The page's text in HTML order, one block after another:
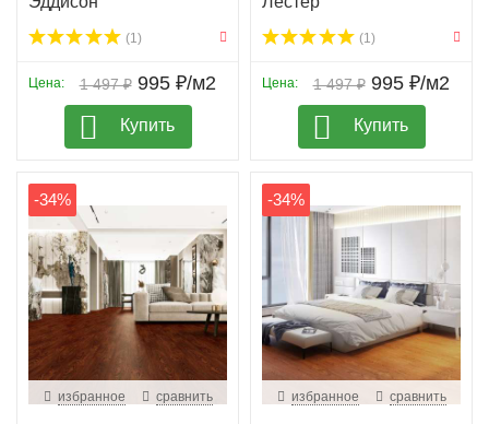
(1)
1 497 ₽
Цена: 995 ₽/м2
Купить
(1)
1 497 ₽
Цена: 995 ₽/м2
Купить
-34%
избранное сравнить
-34%
избранное сравнить